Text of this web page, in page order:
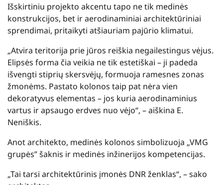
Išskirtiniu projekto akcentu tapo ne tik medinės
konstrukcijos, bet ir aerodinaminiai architektūriniai
sprendimai, pritaikyti atšiauriam pajūrio klimatui.
„Atvira teritorija prie jūros reiškia negailestingus vėjus.
Elipsės forma čia veikia ne tik estetiškai – ji padeda
išvengti stiprių skersvėjų, formuoja ramesnes zonas
žmonėms. Pastato kolonos taip pat nėra vien
dekoratyvus elementas – jos kuria aerodinaminius
vartus ir apsaugo erdves nuo vėjo“, – aiškina E.
Neniškis.
Anot architekto, medinės kolonos simbolizuoja „VMG
grupės” šaknis ir medinės inžinerijos kompetencijas.
„Tai tarsi architektūrinis įmonės DNR ženklas“, – sako